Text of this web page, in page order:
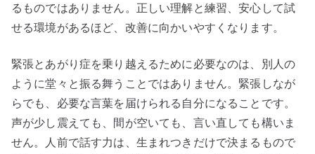
るものではありません。正しい理解と練習、安心して試
せる環境があるほど、改善に向かいやすくなります。
緊張とあがり症を乗り越えるために必要なのは、別人の
ように堂々と振る舞うことではありません。緊張しなが
らでも、必要な言葉を届けられる自分になることです。
声が少し震えても、間が空いても、言い直しても構いま
せん。人前で話す力は、生まれつきだけで決まるもので